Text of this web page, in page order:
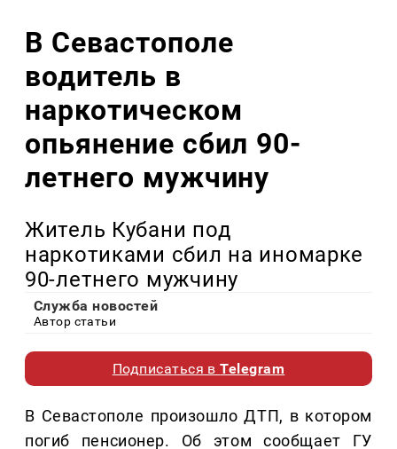
В Севастополе
водитель в
наркотическом
опьянение сбил 90-
летнего мужчину
Житель Кубани под
наркотиками сбил на иномарке
90-летнего мужчину
Служба новостей
Автор статьи
Подписаться вTelegram
В Севастополе произошло ДТП, в котором
погиб пенсионер. Об этом сообщает ГУ